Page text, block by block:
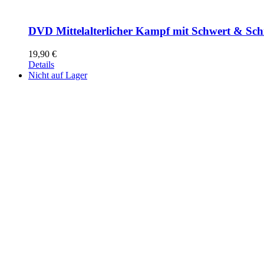
DVD Mittelalterlicher Kampf mit Schwert &
19,90 €
Details
Nicht auf Lager